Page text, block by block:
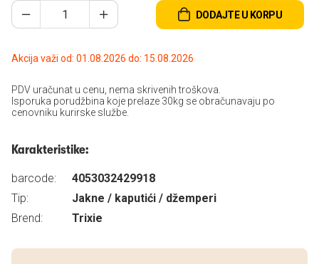
DODAJTE U KORPU
Akcija važi od: 01.08.2026 do: 15.08.2026
PDV uračunat u cenu, nema skrivenih troškova.
Isporuka porudžbina koje prelaze 30kg se obračunavaju po
cenovniku kurirske službe.
Karakteristike:
barcode:
4053032429918
Tip:
Jakne / kaputići / džemperi
Brend:
Trixie